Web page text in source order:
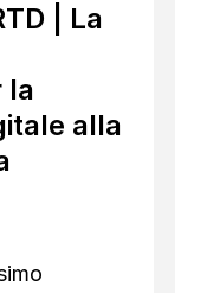
| La
la
alla